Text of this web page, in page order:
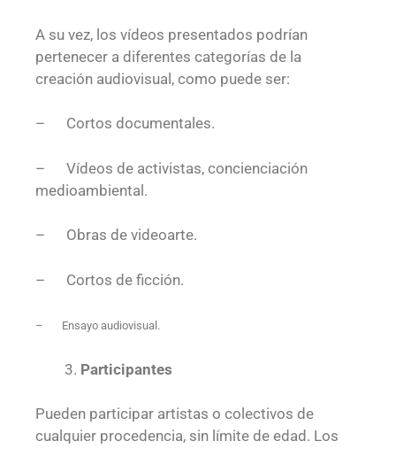
A su vez, los vídeos presentados podrían
pertenecer a diferentes categorías de la
creación audiovisual, como puede ser:
– Cortos documentales.
– Vídeos de activistas, concienciación
medioambiental.
– Obras de videoarte.
– Cortos de ficción.
– Ensayo audiovisual.
Participantes
Pueden participar artistas o colectivos de
cualquier procedencia, sin límite de edad. Los